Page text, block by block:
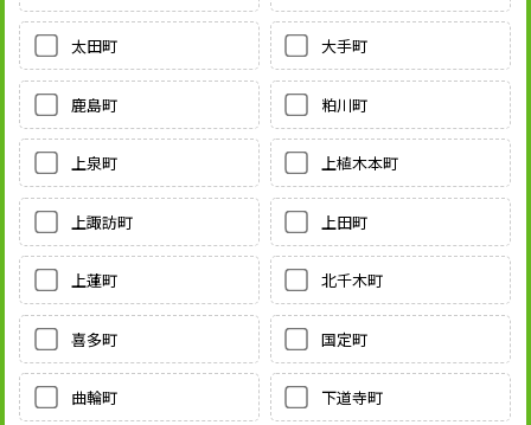
太田町 大手町
鹿島町 粕川町
上泉町 上植木本町
上諏訪町 上田町
上蓮町 北千木町
喜多町 国定町
曲輪町 下道寺町